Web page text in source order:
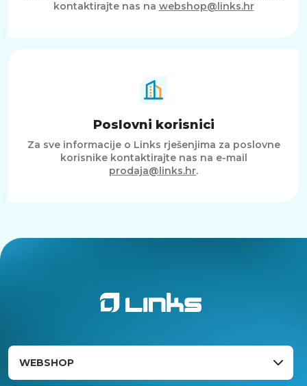
kontaktirajte nas na webshop@links.hr
Poslovni korisnici
Za sve informacije o Links rješenjima za poslovne
korisnike kontaktirajte nas na e-mail
prodaja@links.hr.
WEBSHOP